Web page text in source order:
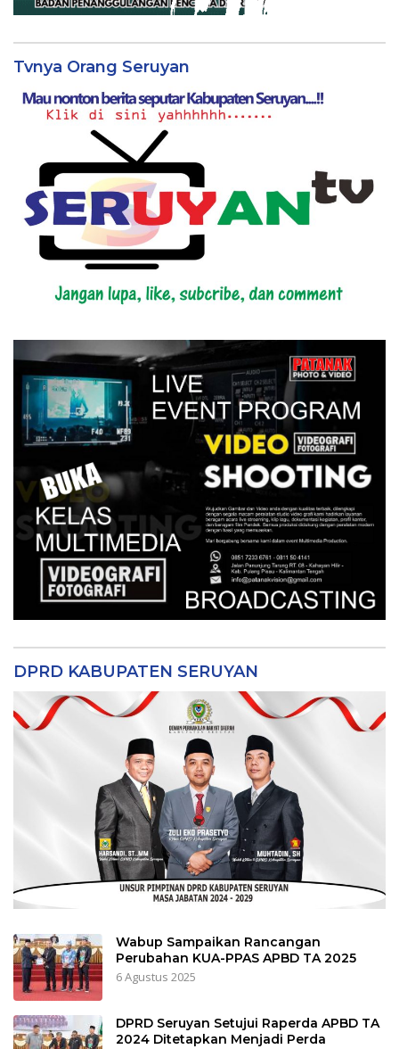
Tvnya Orang Seruyan
DPRD KABUPATEN SERUYAN
Wabup Sampaikan Rancangan
Perubahan KUA-PPAS APBD TA 2025
6 Agustus 2025
DPRD Seruyan Setujui Raperda APBD TA
2024 Ditetapkan Menjadi Perda